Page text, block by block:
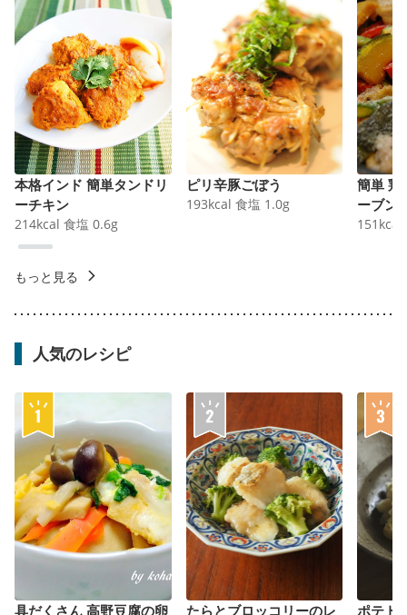
本格インド 簡単タンドリ
ーチキン
214kcal 食塩 0.6g
ピリ辛豚ごぼう
193kcal 食塩 1.0g
簡単 鶏
ーブン
151 kcal
もっと見る
人気のレシピ
具だくさん 高野豆腐の卵 たらとブロッコリーのレ ポテト